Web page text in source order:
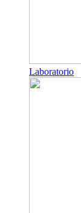
Laboratorio